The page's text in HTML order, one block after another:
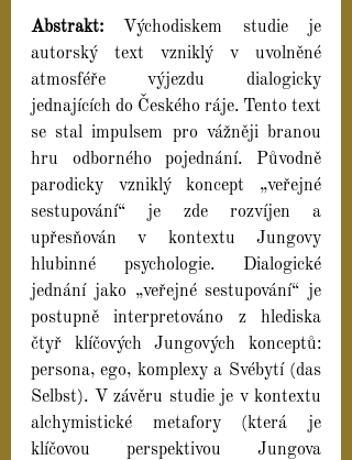
Abstrakt:
Východiskem studie je
autorský text vzniklý v uvolněné
atmosféře výjezdu dialogicky
jednajících do Českého ráje. Tento text
se stal impulsem pro vážněji branou
hru odborného pojednání. Původně
parodicky vzniklý koncept „veřejné
sestupování“ je zde rozvíjen a
upřesňován v kontextu Jungovy
hlubinné psychologie. Dialogické
jednání jako „veřejné sestupování“ je
postupně interpretováno z hlediska
čtyř klíčových Jungových konceptů:
persona, ego, komplexy a Svébytí (das
Selbst). V závěru studie je v kontextu
alchymistické metafory (která je
klíčovou perspektivou Jungova